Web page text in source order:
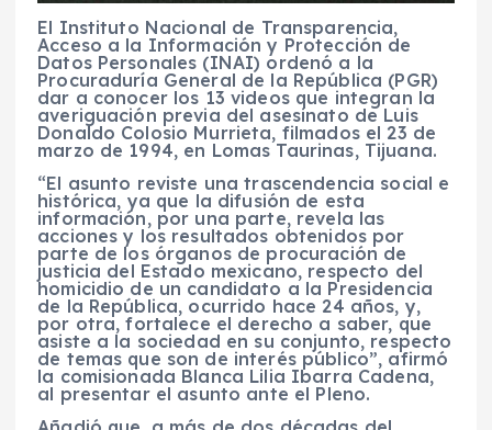
El Instituto Nacional de Transparencia,
Acceso a la Información y Protección de
Datos Personales (INAI) ordenó a la
Procuraduría General de la República (PGR)
dar a conocer los 13 videos que integran la
averiguación previa del asesinato de Luis
Donaldo Colosio Murrieta, filmados el 23 de
marzo de 1994, en Lomas Taurinas, Tijuana.
“El asunto reviste una trascendencia social e
histórica, ya que la difusión de esta
información, por una parte, revela las
acciones y los resultados obtenidos por
parte de los órganos de procuración de
justicia del Estado mexicano, respecto del
homicidio de un candidato a la Presidencia
de la República, ocurrido hace 24 años, y,
por otra, fortalece el derecho a saber, que
asiste a la sociedad en su conjunto, respecto
de temas que son de interés público”, afirmó
la comisionada Blanca Lilia Ibarra Cadena,
al presentar el asunto ante el Pleno.